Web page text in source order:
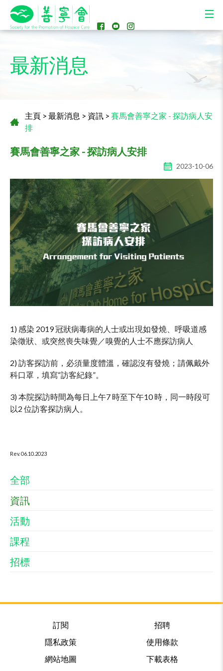
最新消息
主頁 > 最新消息 > 資訊 > 賽馬會善寧之家 - 探訪病人安
排
賽馬會善寧之家 - 探訪病人安排
2023-10-06
1) 感染 2019 冠狀病毒病的人士或出現如發燒、呼吸道感
染徵狀、或突然喪失味覺／嗅覺的人士不應探訪病人
2) 訪客探訪前，必須量度體溫，確認沒有發燒；請佩戴外
科口罩，填寫“訪客紀錄”。
3) 本院探訪時間為每日上午7 時至下午10 時，同一時段可
以2 位訪客探訪病人。
Rev. 06.10.2023
全部
資訊
活動
課程
招標
訂閱
招聘
隱私政策
使用條款
網站地圖
下載表格